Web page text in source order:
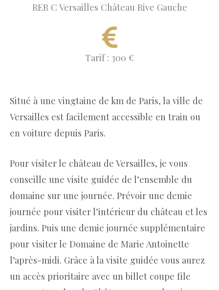
RER C Versailles Château Rive Gauche
Tarif : 300 €
Situé à une vingtaine de km de Paris, la ville de
Versailles est facilement accessible en train ou
en voiture depuis Paris.
Pour visiter le château de Versailles, je vous
conseille une visite guidée de l’ensemble du
domaine sur une journée. Prévoir une demie
journée pour visiter l’intérieur du château et les
jardins. Puis une demie journée supplémentaire
pour visiter le Domaine de Marie Antoinette
l’après-midi. Grâce à la visite guidée vous aurez
un accès prioritaire avec un billet coupe file